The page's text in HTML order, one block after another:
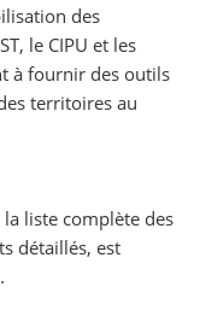
des
le CIPU et les
à fournir des outils
territoires au
liste complète des
détaillés, est